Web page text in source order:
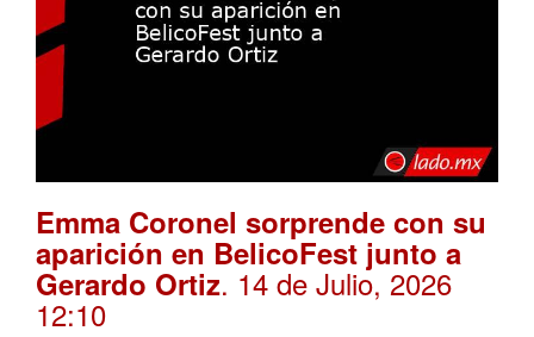
Emma Coronel sorprende con su
aparición en BelicoFest junto a
Gerardo Ortiz. 14 de Julio, 2026
12:10